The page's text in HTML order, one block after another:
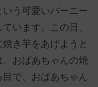
う可愛いバーニー
います。この日、
き芋をあげようと
おばあちゃんの焼
で、おばあちゃん